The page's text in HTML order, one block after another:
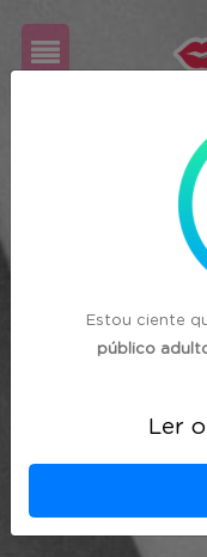
Estou ciente
público
Ler